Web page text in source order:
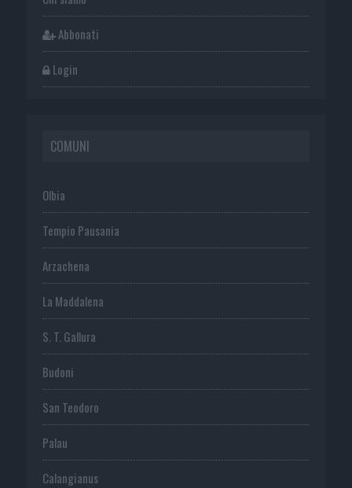
Abbonati
Login
COMUNI
Olbia
Tempio Pausania
Arzachena
La Maddalena
S. T. Gallura
Budoni
San Teodoro
Palau
Calangianus